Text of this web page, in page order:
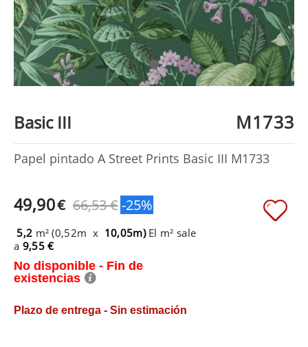
Basic III M1733
Papel pintado A Street Prints Basic III M1733
49,90€ 66,53 €-25%
5,2 m² (0,52m x 10,05m) El m² sale
a 9,55 €
No disponible - Fin de
existencias
Plazo de entrega - Sin estimación